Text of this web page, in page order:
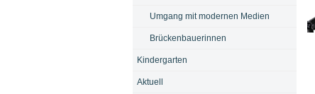
Umgang mit modernen Medien
Brückenbauerinnen
Kindergarten
Aktuell